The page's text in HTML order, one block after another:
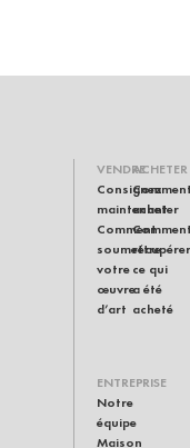
VENDRE
Consignez
maintenant
Comment
soumettre
votre
œuvre
d’art
ACHETER
acheter
récupérer
ce qui
a été
acheté
ENTREPRISE
Notre
équipe
Maison